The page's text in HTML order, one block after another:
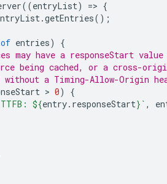
((entryList) => {
.getEntries();
of entries)
{
may have a responseStart
being cached, or a cross-
without a Timing-Allow-Origin
> 0)
{
${entry. responseStart} ` ,